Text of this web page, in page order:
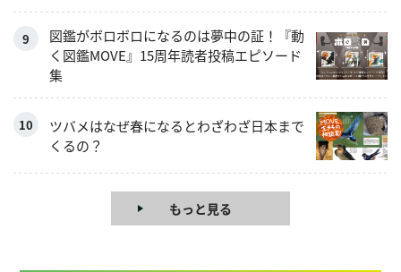
図鑑がボロボロになるのは夢中の証！『動
く図鑑MOVE』15周年読者投稿エピソード
集
ツバメはなぜ春になるとわざわざ日本まで
くるの？
もっと見る